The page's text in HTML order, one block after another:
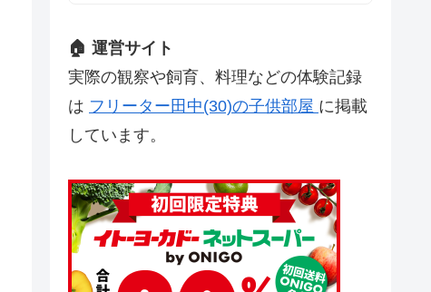
🏠 運営サイト
実際の観察や飼育、料理などの体験記録
は フリーター田中(30)の子供部屋 に掲載
しています。